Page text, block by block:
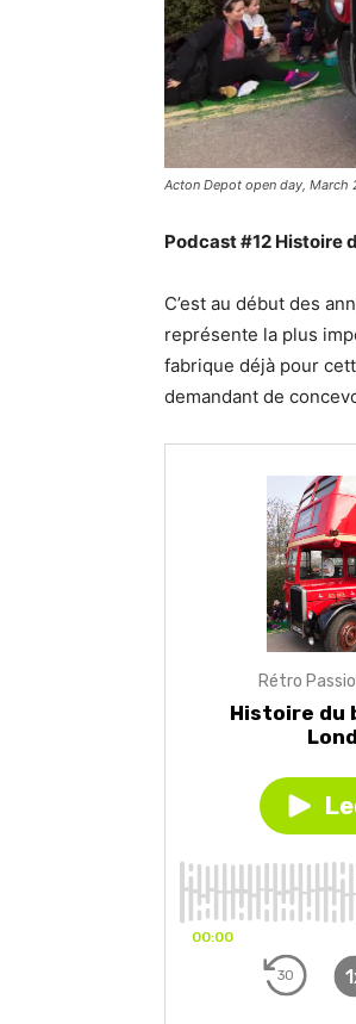
Acton Depot open day, March
Podcast #12 Histoire
C’est au début des
représente la plus
fabrique déjà pour
demandant de